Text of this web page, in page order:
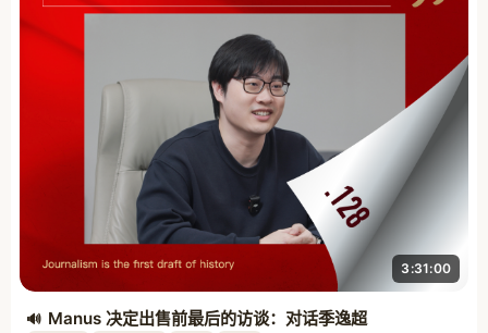
3:31:00
Manus 决定出售前最后的访谈：对话季逸超